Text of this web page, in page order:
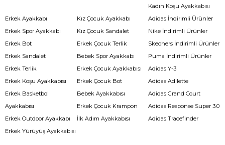
Kadın Koşu Ayakkabısı
Erkek Ayakkabı
Erkek Spor Ayakkabı
Erkek Bot
Erkek Sandalet
Erkek Terlik
Erkek Koşu Ayakkabısı
Erkek Basketbol
Ayakkabısı
Erkek Outdoor Ayakkabı
Erkek Yürüyüş Ayakkabısı
Kız Çocuk Ayakkabı
Kız Çocuk Sandalet
Erkek Çocuk Terlik
Bebek Spor Ayakkabı
Erkek Çocuk Ayakkabısı
Erkek Çocuk Bot
Bebek Ayakkabısı
Erkek Çocuk Krampon
İlk Adım Ayakkabısı
Adidas İndirimli Ürünler
Nike İndirimli Ürünler
Skechers İndirimli Ürünler
Puma İndirimli Ürünler
Adidas Y-3
Adidas Adilette
Adidas Grand Court
Adidas Response Super 3.0
Adidas Tracefinder